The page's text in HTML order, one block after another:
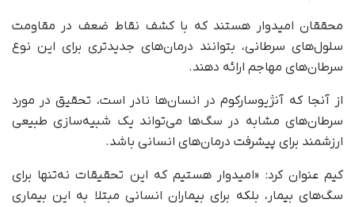
محققان امیدوار هستند که با کشف نقاط ضعف در مقاومت
سلول‌های سرطانی، بتوانند درمان‌های جدیدتری برای این نوع
سرطان‌های مهاجم ارائه دهند.
از آنجا که آنژیوسارکوم در انسان‌ها نادر است، تحقیق در مورد
سرطان‌های مشابه در سگ‌ها می‌تواند یک شبیه‌سازی طبیعی
ارزشمند برای پیشرفت درمان‌های انسانی باشد.
کیم عنوان کرد: «امیدوار هستیم که این تحقیقات نه‌تنها برای
سگ‌های بیمار، بلکه برای بیماران انسانی مبتلا به این بیماری